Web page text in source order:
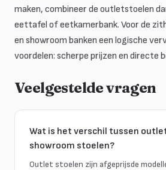
maken, combineer de outletstoelen
eettafel of eetkamerbank. Voor de
en showroom banken een logische
voordelen: scherpe prijzen en directe
Veelgestelde vragen
Wat is het verschil tussen
showroom stoelen?
Outlet stoelen zijn afgeprijsde